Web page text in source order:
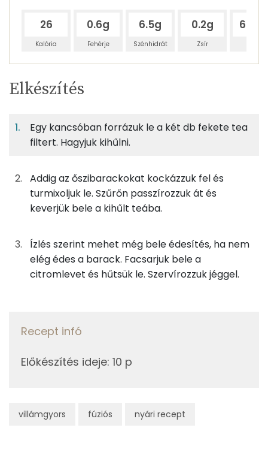
villámgyors fúziós nyári recept
26
Kalória
0.6g
Fehérje
6.5g
Szénhidrát
0.2g
Zsír
Egy
adagban
1%
Fehérje
10%
Szénhidrát
0%
250gfekete tea
0 kcal
64gőszibarack
Összesen 26 kcal
TÁPANYAGTARTALOM
Egy
adagban
4
adagban
100
1%
Fehérje
10%
Szénhidrát
0%
Zsír
89%
Víz
TOP ásványi anyagok
Magnézium
Cink
TOP vitaminok
Kolin:
Elkészítés
Egy kancsóban forrázuk le a két db fekete tea
filtert. Hagyjuk kihűlni.
Addig az őszibarackokat kockázzuk fel és
turmixoljuk le. Szűrőn passzírozzuk át és
keverjük bele a kihűlt teába.
Ízlés szerint mehet még bele édesítés, ha nem
elég édes a barack. Facsarjuk bele a
citromlevet és hűtsük le. Szervírozzuk jéggel.
Recept infó
Előkészítés ideje: 10 p